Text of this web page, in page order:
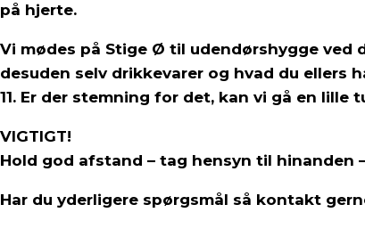
på hjerte.
Vi mødes på Stige Ø til udendørshygge
desuden selv drikkevarer og hvad du ellers
11. Er der stemning for det, kan vi gå en
VIGTIGT!
Hold god afstand – tag hensyn til hinanden
Har du yderligere spørgsmål så kontakt